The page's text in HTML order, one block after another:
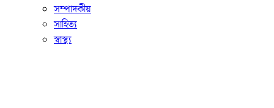
সম্পাদকীয়
সাহিত্য
স্বাস্থ্য